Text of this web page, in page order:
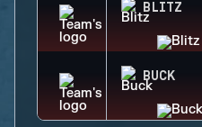
BLITZ
BUCK